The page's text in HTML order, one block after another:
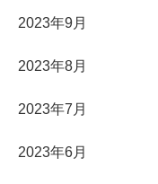
2023年9月
2023年8月
2023年7月
2023年6月